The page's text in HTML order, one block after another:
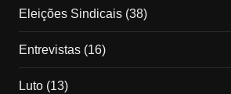
Eleições Sindicais(38)
Entrevistas(16)
Luto(13)